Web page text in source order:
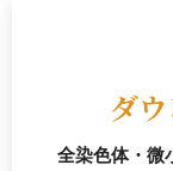
ダ
全染色体・微